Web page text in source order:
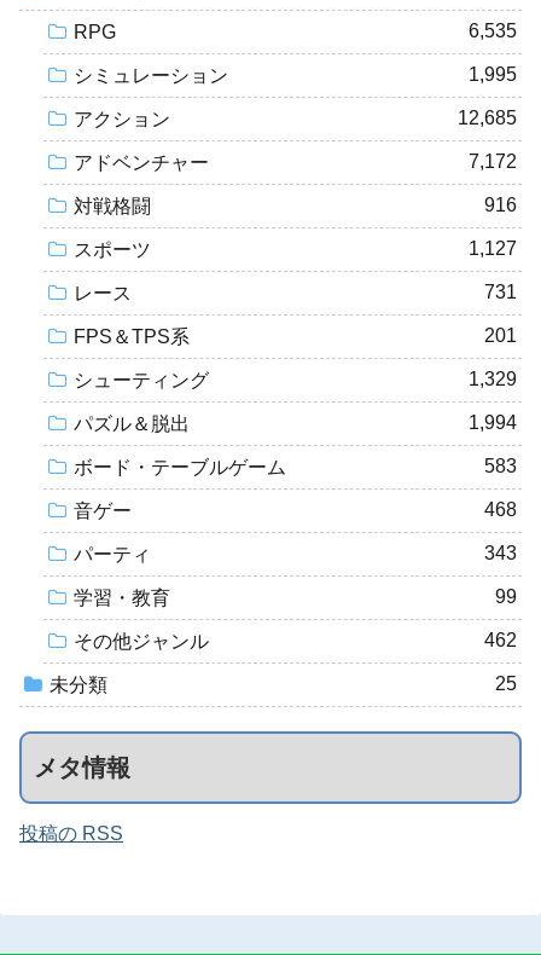
RPG 6,535
シミュレーション 1,995
アクション 12,685
アドベンチャー 7,172
対戦格闘 916
スポーツ 1,127
レース 731
FPS＆TPS系 201
シューティング 1,329
パズル＆脱出 1,994
ボード・テーブルゲーム 583
音ゲー 468
パーティ 343
学習・教育 99
その他ジャンル 462
未分類 25
メタ情報
投稿の RSS